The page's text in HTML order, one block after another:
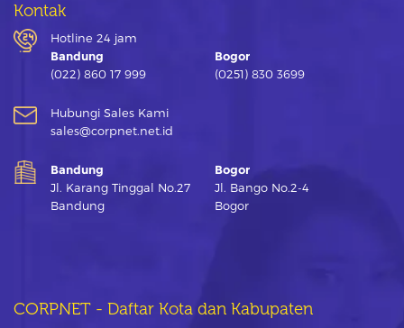
Kontak
Hotline 24 jam
Bandung
(022) 860 17 999
Bogor
(0251) 830 3699
Hubungi Sales Kami
sales@corpnet.net.id
Bandung
Jl. Karang Tinggal No.27
Bandung
Bogor
Jl. Bango No.2-4
Bogor
CORPNET - Daftar Kota dan Kabupaten